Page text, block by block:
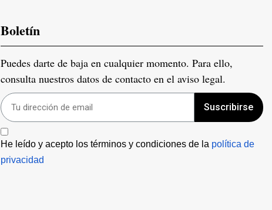
Boletín
Puedes darte de baja en cualquier momento. Para ello,
consulta nuestros datos de contacto en el aviso legal.
Suscribirse
He leído y acepto los términos y condiciones de la política de
privacidad